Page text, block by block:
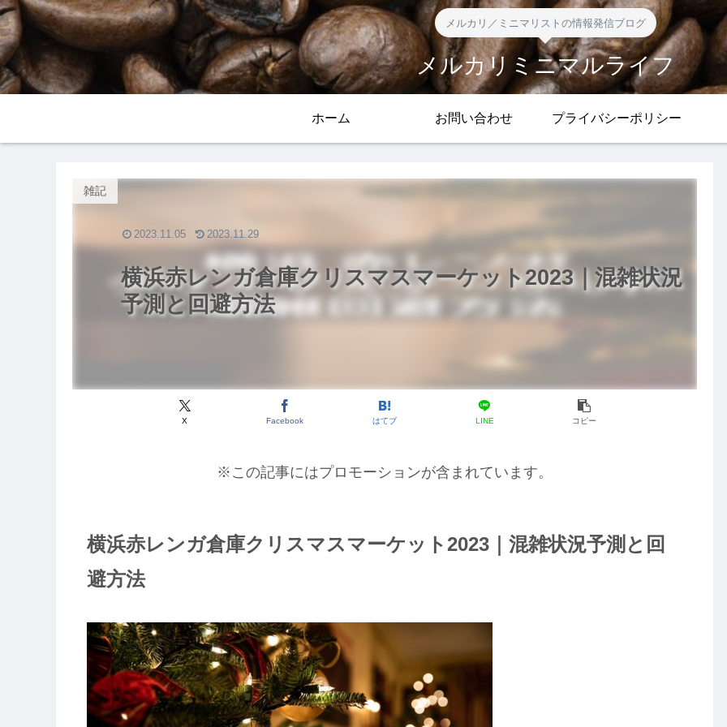
メルカリ／ミニマリストの情報発信ブログ
メルカリミニマルライフ
ホーム お問い合わせ プライバシーポリシー
横浜赤レンガ倉庫クリスマスマーケット2023｜混雑状況
予測と回避方法
雑記
X Facebook はてブ LINE コピー
2023.11.05 2023.11.29
※この記事にはプロモーションが含まれています。
横浜赤レンガ倉庫クリスマスマーケット2023｜混雑状況予測と回
避方法